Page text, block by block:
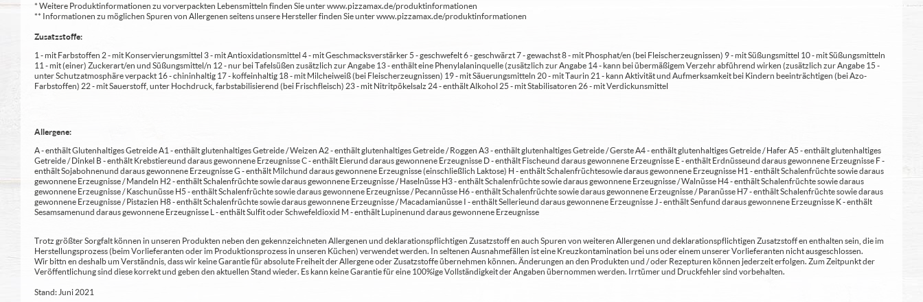
* Weitere Produktinformationen zu vorverpackten Lebensmitteln finden Sie unter www.pizzamax.de/produktinformationen
** Informationen zu möglichen Spuren von Allergenen seitens unsere Hersteller finden Sie unter www.pizzamax.de/produktinformationen
Zusatzstoffe:
1 - mit Farbstoffen 2 - mit Konservierungsmittel 3 - mit Antioxidationsmittel 4 - mit Geschmacksverstärker 5 - geschwefelt 6 - geschwärzt 7 - gewachst 8 - mit Phosphat/en (bei Fleischerzeugnissen) 9 - mit Süßungsmittel 10 - mit Süßungsmitteln
11 - mit (einer) Zuckerart/en und Süßungsmittel/n 12 - nur bei Tafelsüßen zusätzlich zur Angabe 13 - enthält eine Phenylalaninquelle (zusätzlich zur Angabe 14 - kann bei übermäßigem Verzehr abführend wirken (zusätzlich zur Angabe 15 -
unter Schutzatmosphäre verpackt 16 - chininhaltig 17 - koffeinhaltig 18 - mit Milcheiweiß (bei Fleischerzeugnissen) 19 - mit Säuerungsmitteln 20 - mit Taurin 21 - kann Aktivität und Aufmerksamkeit bei Kindern beeinträchtigen (bei Azo-
Farbstoffen) 22 - mit Sauerstoff, unter Hochdruck, farbstabilisierend (bei Frischfleisch) 23 - mit Nitritpökelsalz 24 - enthält Alkohol 25 - mit Stabilisatoren 26 - mit Verdickunsmittel
Allergene:
A - enthält Glutenhaltiges Getreide A1 - enthält glutenhaltiges Getreide / Weizen A2 - enthält glutenhaltiges Getreide / Roggen A3 - enthält glutenhaltiges Getreide / Gerste A4 - enthält glutenhaltiges Getreide / Hafer A5 - enthält glutenhaltiges
Getreide / Dinkel B - enthält Krebstiere und daraus gewonnene Erzeugnisse C - enthält Eier und daraus gewonnene Erzeugnisse D - enthält Fische und daraus gewonnene Erzeugnisse E - enthält Erdnüsse und daraus gewonnene Erzeugnisse F -
enthält Sojabohnen und daraus gewonnene Erzeugnisse G - enthält Milch und daraus gewonnene Erzeugnisse (einschließlich Laktose) H - enthält Schalenfrüchte sowie daraus gewonnene Erzeugnisse H1 - enthält Schalenfrüchte sowie daraus
gewonnene Erzeugnisse / Mandeln H2 - enthält Schalenfrüchte sowie daraus gewonnene Erzeugnisse / Haselnüsse H3 - enthält Schalenfrüchte sowie daraus gewonnene Erzeugnisse / Walnüsse H4 - enthält Schalenfrüchte sowie daraus
gewonnene Erzeugnisse / Kaschunüsse H5 - enthält Schalenfrüchte sowie daraus gewonnene Erzeugnisse / Pecannüsse H6 - enthält Schalenfrüchte sowie daraus gewonnene Erzeugnisse / Paranüsse H7 - enthält Schalenfrüchte sowie daraus
gewonnene Erzeugnisse / Pistazien H8 - enthält Schalenfrüchte sowie daraus gewonnene Erzeugnisse / Macadamianüsse I - enthält Sellerie und daraus gewonnene Erzeugnisse J - enthält Senf und daraus gewonnene Erzeugnisse K - enthält
Sesamsamen und daraus gewonnene Erzeugnisse L - enthält Sulfit oder Schwefeldioxid M - enthält Lupinen und daraus gewonnene Erzeugnisse
Trotz größter Sorgfalt können in unseren Produkten neben den gekennzeichneten Allergenen und deklarationspflichtigen Zusatzstoff en auch Spuren von weiteren Allergenen und deklarationspflichtigen Zusatzstoff en enthalten sein, die im
Herstellungsprozess (beim Vorlieferanten oder im Produktionsprozess in unseren Küchen) verwendet werden. In seltenen Ausnahmefällen ist eine Kreuzkontamination bei uns oder einem unserer Vorlieferanten nicht ausgeschlossen.
Wir bittn en deshalb um Verständnis, dass wir keine Garantie für absolute Freiheit der Allergene oder Zusatzstoffe übernehmen können. Änderungen an den Produkten und / oder Rezepturen können jederzeit erfolgen. Zum Zeitpunkt der
Veröffentlichung sind diese korrekt und geben den aktuellen Stand wieder. Es kann keine Garantie für eine 100%ige Vollständigkeit der Angaben übernommen werden. Irrtümer und Druckfehler sind vorbehalten.
Stand: Juni 2021